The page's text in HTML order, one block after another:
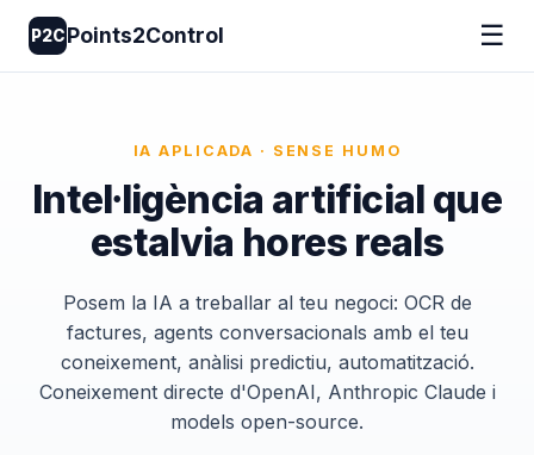
P2CPoints2Control ☰
IA APLICADA · SENSE HUMO
Intel·ligència artificial que
estalvia hores reals
Posem la IA a treballar al teu negoci: OCR de
factures, agents conversacionals amb el teu
coneixement, anàlisi predictiu, automatització.
Coneixement directe d'OpenAI, Anthropic Claude i
models open-source.